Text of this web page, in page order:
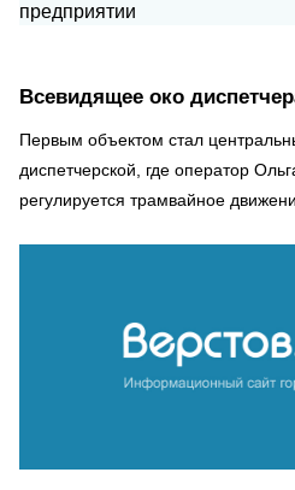
Всевидящее око
Первым объектом стал
диспетчерской, где оператор
регулируется трамвайное